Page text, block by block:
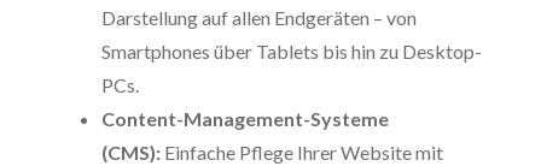
Darstellung auf allen Endgeräten – von
Smartphones über Tablets bis hin zu Desktop-
PCs.
Content-Management-Systeme
(CMS):Einfache Pflege Ihrer Website mit